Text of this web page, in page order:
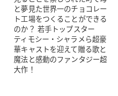
と夢見た世界一のチョコレー
ト工場をつくることができる
のか？ 若手トップスター
ティモシー・シャラメら超豪
華キャストを迎えて贈る歌と
魔法と感動のファンタジー超
大作！